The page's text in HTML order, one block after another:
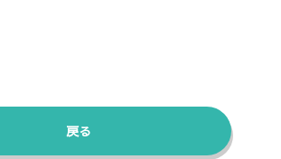
戻る